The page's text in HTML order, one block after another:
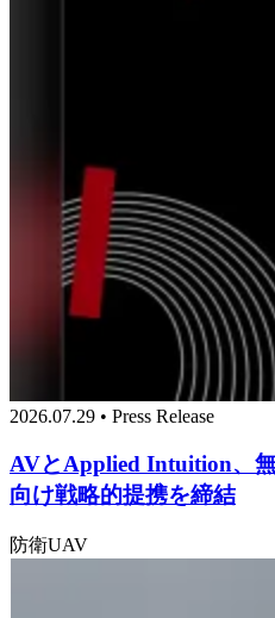
2026.07.29 • Press Release
AVとApplied Intuition、
向け戦略的提携を締結
防衛UAV